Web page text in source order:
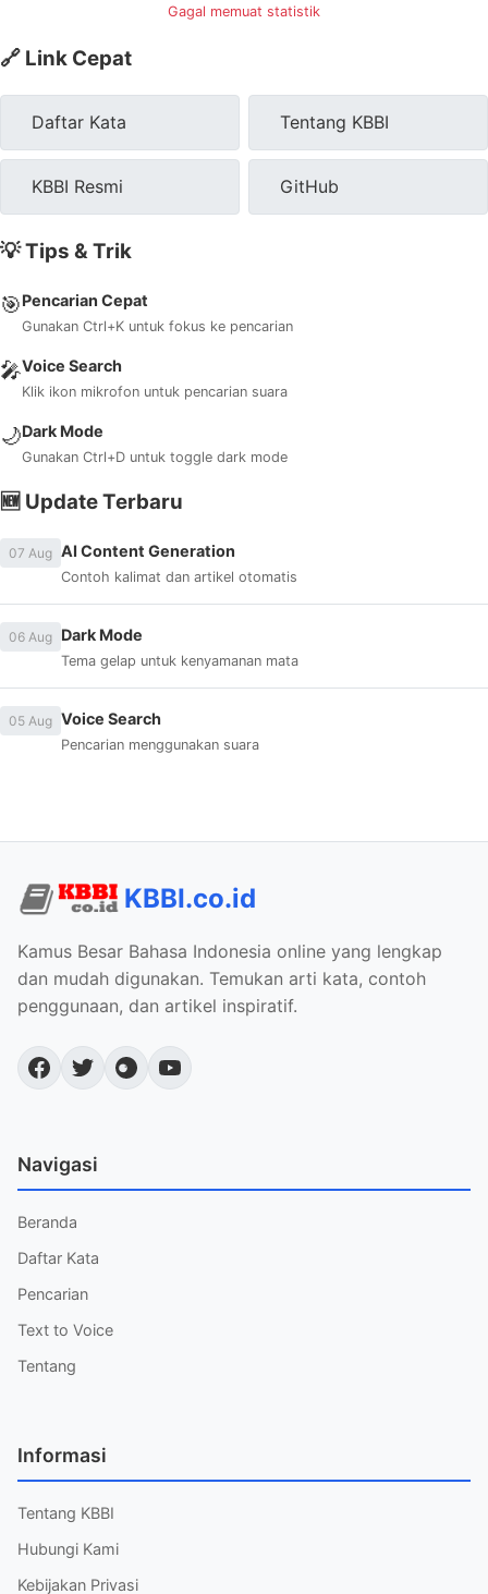
Gagal memuat statistik
🔗 Link Cepat
Daftar Kata Tentang KBBI
KBBI Resmi GitHub
💡 Tips & Trik
🎯Pencarian Cepat
Gunakan Ctrl+K untuk fokus ke pencarian
🎤Voice Search
Klik ikon mikrofon untuk pencarian suara
🌙Dark Mode
Gunakan Ctrl+D untuk toggle dark mode
🆕 Update Terbaru
07 Aug AI Content Generation
Contoh kalimat dan artikel otomatis
06 Aug Dark Mode
Tema gelap untuk kenyamanan mata
05 Aug Voice Search
Pencarian menggunakan suara
KBBI.co.id
Kamus Besar Bahasa Indonesia online yang lengkap
dan mudah digunakan. Temukan arti kata, contoh
penggunaan, dan artikel inspiratif.
Navigasi
Beranda
Daftar Kata
Pencarian
Text to Voice
Tentang
Informasi
Tentang KBBI
Hubungi Kami
Kebijakan Privasi